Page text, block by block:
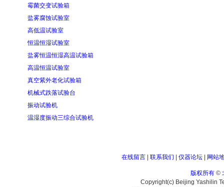
霉菌交变试验箱
盐雾腐蚀试验室
高低温试验室
恒温恒湿试验室
盐雾恒温恒湿高温试验箱
高温恒温试验室
真空紫外老化试验箱
机械式跌落试验台
振动试验机
温湿度振动三综合试验机
在线留言| 联系我们 仪器论坛| 网站
版权所有©
Copyright(c) Beijing Yashilin